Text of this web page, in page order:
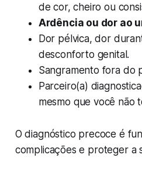
de cor, cheiro ou
Ardência ou dor ao
Dor pélvica, dor
desconforto genital.
Sangramento fora do
Parceiro(a)
mesmo que você não
O diagnóstico precoce é
complicações e proteger a